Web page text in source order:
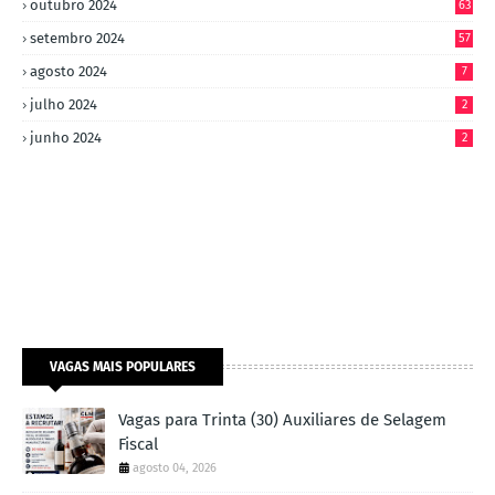
outubro 2024 63
setembro 2024 57
agosto 2024 7
julho 2024 2
junho 2024 2
VAGAS MAIS POPULARES
Vagas para Trinta (30) Auxiliares de Selagem
Fiscal
agosto 04, 2026